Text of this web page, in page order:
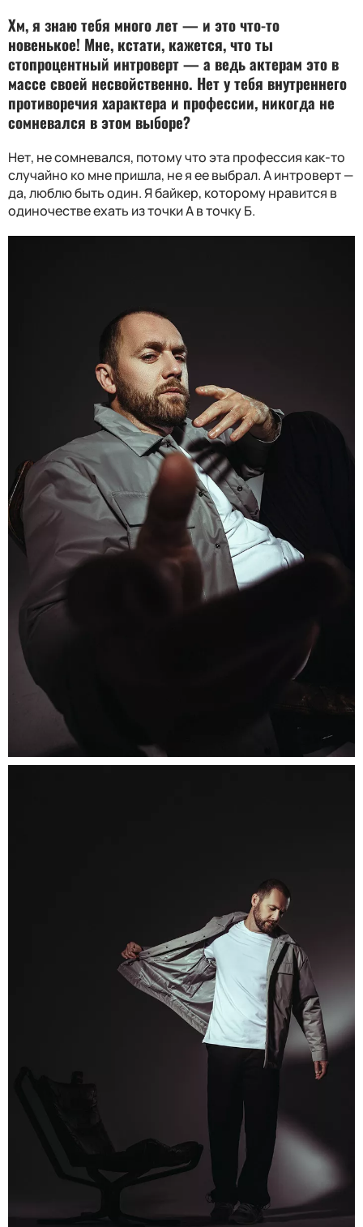
Хм, я знаю тебя много лет — и это что-то
новенькое! Мне, кстати, кажется, что ты
стопроцентный интроверт — а ведь актерам это в
массе своей несвойственно. Нет у тебя внутреннего
противоречия характера и профессии, никогда не
сомневался в этом выборе?
Нет, не сомневался, потому что эта профессия как-то
случайно ко мне пришла, не я ее выбрал. А интроверт —
да, люблю быть один. Я байкер, которому нравится в
одиночестве ехать из точки А в точку Б.